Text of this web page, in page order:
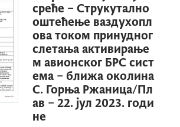
среће – Струкутално
оштећење ваздухопл
ова током принудног
слетања активирање
м авионског БРС сист
ема – ближа околина
С. Горња Ржаница/Пл
ав – 22. јул 2023. годи
не